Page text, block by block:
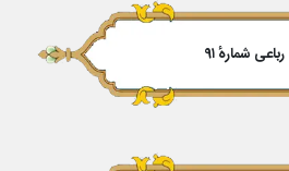
رباعی شمارهٔ ۹۱